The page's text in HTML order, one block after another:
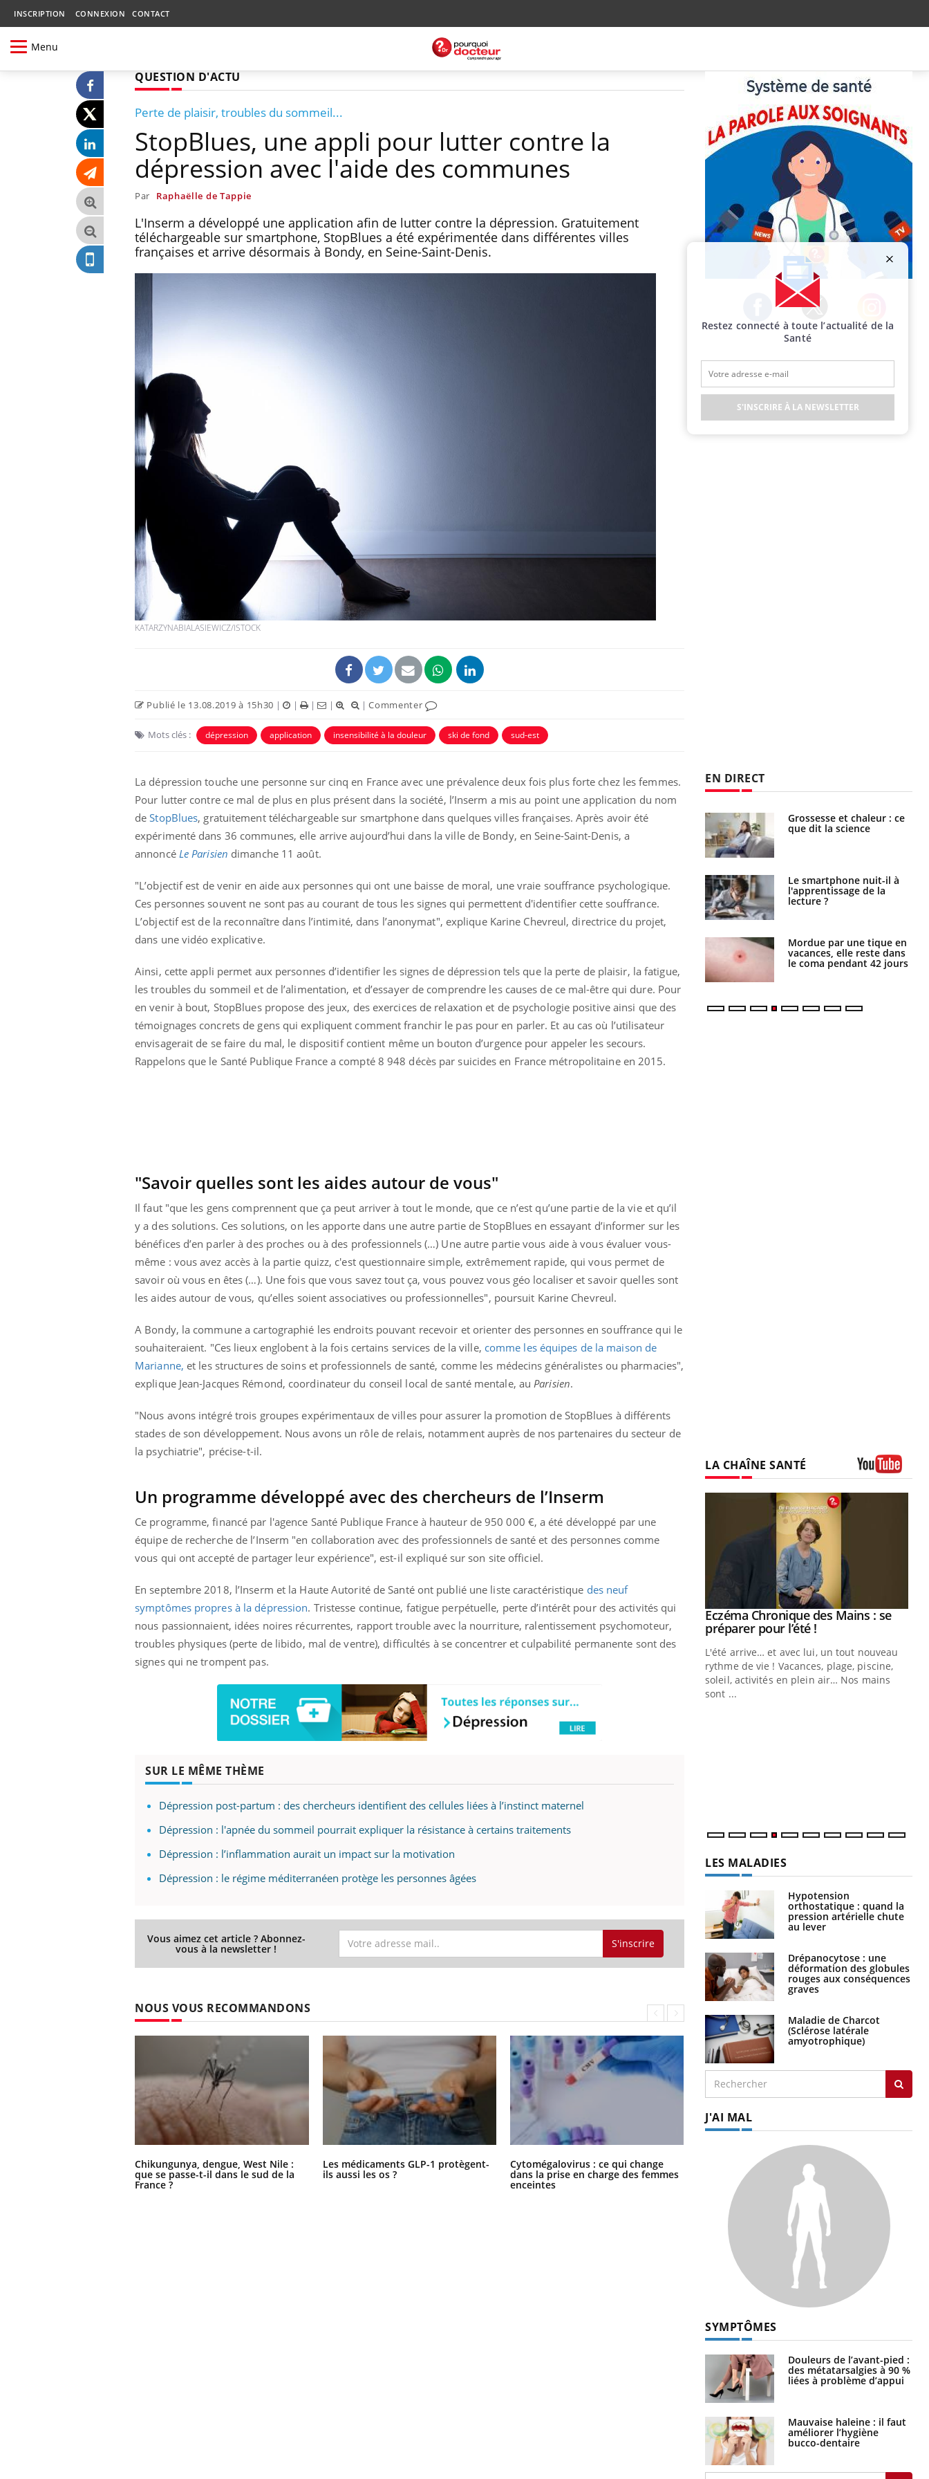
INSCRIPTION CONNEXION CONTACT
Menu
QUESTION D'ACTU
Perte de plaisir, troubles du sommeil...
StopBlues, une appli pour lutter contre la
dépression avec l'aide des communes
Par Raphaëlle de Tappie
L'Inserm a développé une application afin de lutter contre la dépression. Gratuitement
téléchargeable sur smartphone, StopBlues a été expérimentée dans différentes villes
françaises et arrive désormais à Bondy, en Seine-Saint-Denis.
KATARZYNABIALASIEWICZ/ISTOCK
Publié le 13.08.2019 à 15h30 | | | | |Commenter
Mots clés : dépression application insensibilité à la douleur ski de fond sud-est
La dépression touche une personne sur cinq en France avec une prévalence deux fois plus forte chez les femmes.
Pour lutter contre ce mal de plus en plus présent dans la société, l’Inserm a mis au point une application du nom
deStopBlues, gratuitement téléchargeable sur smartphone dans quelques villes françaises. Après avoir été
expérimenté dans 36 communes, elle arrive aujourd’hui dans la ville de Bondy, en Seine-Saint-Denis, a
annoncé Le Parisien dimanche 11 août.
"L’objectif est de venir en aide aux personnes qui ont une baisse de moral, une vraie souffrance psychologique.
Ces personnes souvent ne sont pas au courant de tous les signes qui permettent d'identifier cette souffrance.
L’objectif est de la reconnaître dans l’intimité, dans l’anonymat", explique Karine Chevreul, directrice du projet,
dans une vidéo explicative.
Ainsi, cette appli permet aux personnes d’identifier les signes de dépression tels que la perte de plaisir, la fatigue,
les troubles du sommeil et de l’alimentation, et d’essayer de comprendre les causes de ce mal-être qui dure. Pour
en venir à bout, StopBlues propose des jeux, des exercices de relaxation et de psychologie positive ainsi que des
témoignages concrets de gens qui expliquent comment franchir le pas pour en parler. Et au cas où l’utilisateur
envisagerait de se faire du mal, le dispositif contient même un bouton d’urgence pour appeler les secours.
Rappelons que le Santé Publique France a compté 8 948 décès par suicides en France métropolitaine en 2015.
"Savoir quelles sont les aides autour de vous"
Il faut "que les gens comprennent que ça peut arriver à tout le monde, que ce n’est qu’une partie de la vie et qu’il
y a des solutions. Ces solutions, on les apporte dans une autre partie de StopBlues en essayant d’informer sur les
bénéfices d’en parler à des proches ou à des professionnels (…) Une autre partie vous aide à vous évaluer vous-
même : vous avez accès à la partie quizz, c'est questionnaire simple, extrêmement rapide, qui vous permet de
savoir où vous en êtes (…). Une fois que vous savez tout ça, vous pouvez vous géo localiser et savoir quelles sont
les aides autour de vous, qu’elles soient associatives ou professionnelles", poursuit Karine Chevreul.
A Bondy, la commune a cartographié les endroits pouvant recevoir et orienter des personnes en souffrance qui le
souhaiteraient. "Ces lieux englobent à la fois certains services de la ville, comme les équipes de la maison de
Marianne, et les structures de soins et professionnels de santé, comme les médecins généralistes ou pharmacies",
explique Jean-Jacques Rémond, coordinateur du conseil local de santé mentale, au Parisien.
"Nous avons intégré trois groupes expérimentaux de villes pour assurer la promotion de StopBlues à différents
stades de son développement. Nous avons un rôle de relais, notamment auprès de nos partenaires du secteur de
la psychiatrie", précise-t-il.
Un programme développé avec des chercheurs de l’Inserm
Ce programme, financé par l'agence Santé Publique France à hauteur de 950 000 €, a été développé par une
équipe de recherche de l’Inserm "en collaboration avec des professionnels de santé et des personnes comme
vous qui ont accepté de partager leur expérience", est-il expliqué sur son site officiel.
En septembre 2018, l’Inserm et la Haute Autorité de Santé ont publié une liste caractéristique des neuf
symptômes propres à la dépression. Tristesse continue, fatigue perpétuelle, perte d’intérêt pour des activités qui
nous passionnaient, idées noires récurrentes, rapport trouble avec la nourriture, ralentissement psychomoteur,
troubles physiques (perte de libido, mal de ventre), difficultés à se concentrer et culpabilité permanente sont des
signes qui ne trompent pas.
SUR LE MÊME THÈME
Dépression post-partum : des chercheurs identifient des cellules liées à l’instinct maternel
Dépression : l'apnée du sommeil pourrait expliquer la résistance à certains traitements
Dépression : l’inflammation aurait un impact sur la motivation
Dépression : le régime méditerranéen protège les personnes âgées
Vous aimez cet article ? Abonnez-
vous à la newsletter ! S'inscrire
NOUS VOUS RECOMMANDONS
Chikungunya, dengue, West Nile :
que se passe-t-il dans le sud de la
France ?
Les médicaments GLP-1 protègent-
ils aussi les os ?
Cytomégalovirus : ce qui change
dans la prise en charge des femmes
enceintes
La sieste empêche-t-elle de dormir
Facebook Twitter Instagram
EN DIRECT
Chikungunya, dengue,
West Nile : que se passe-
t-il dans le sud de la
France ?
Les médicaments GLP-1
protègent-ils aussi les os
?
Cytomégalovirus : ce qui
enceintes
La sieste empêche-t-elle
de dormir la nuit ?
VIH : la fin du comprimé
tous les jours se profile-t-
elle enfin ?
Fortes chaleurs :
pourquoi le risque de
noyade grimpe-t-il ?
Le Viagra pourrait-il
freiner la propagation du
cancer ?
Grossesse et chaleur : ce
que dit la science
Le smartphone nuit-il à
l'apprentissage de la
lecture ?
Mordue par une tique en
vacances, elle reste dans
le coma pendant 42 jours
LA CHAÎNE SANTÉ
Eczéma Chronique des Mains :
expliquer ma maladieYoutube
Il y a des sujets qui sont faciles à aborder...
d'autres non ! D'un côté, poser des
Youtube
Carence en fer : comprendre pour
prévenirYoutube
Fatigue, irritabilité, brouillard mental ou
Youtube
Insuline & Charge mentale : et si on
osait en parler??Youtube
En 2026, l'insuline dans le diabète de type 2
Youtube
Eczéma Chronique des Mains : se
préparer pour l’été !Youtube
L'été arrive… et avec lui, un tout nouveau
rythme de vie ! Vacances, plage, piscine,
soleil, activités en plein air… Nos mains
sont ...
LES MALADIES
Hypotension
orthostatique : quand la
pression artérielle chute
au lever
Drépanocytose : une
déformation des globules
rouges aux conséquences
graves
Maladie de Charcot
(Sclérose latérale
amyotrophique)
J'AI MAL
SYMPTÔMES
Douleurs de l’avant-pied :
des métatarsalgies à 90 %
liées à problème d’appui
Mauvaise haleine : il faut
améliorer l’hygiène
bucco-dentaire
Restez connecté à toute l’actualité de la
Santé
S'INSCRIRE À LA NEWSLETTER